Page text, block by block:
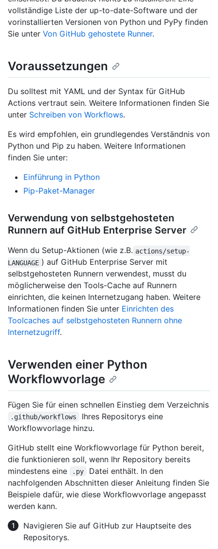
vollständige Liste der up-to-date-Software und der
vorinstallierten Versionen von Python und PyPy finden
Sie unter Von GitHub gehostete Runner.
Voraussetzungen
Du solltest mit YAML und der Syntax für GitHub
Actions vertraut sein. Weitere Informationen finden Sie
unter Schreiben von Workflows.
Es wird empfohlen, ein grundlegendes Verständnis von
Python und Pip zu haben. Weitere Informationen
finden Sie unter:
Einführung in Python
Pip-Paket-Manager
Verwendung von selbstgehosteten
Runnern auf GitHub Enterprise Server
Wenn du Setup-Aktionen (wie z.B. actions/setup-
LANGUAGE ) auf GitHub Enterprise Server mit
selbstgehosteten Runnern verwendest, musst du
möglicherweise den Tools-Cache auf Runnern
einrichten, die keinen Internetzugang haben. Weitere
Informationen finden Sie unter Einrichten des
Toolcaches auf selbstgehosteten Runnern ohne
Internetzugriff.
Verwenden einer Python
Workflowvorlage
Fügen Sie für einen schnellen Einstieg dem Verzeichnis
.github/workflows
Ihres Repositorys eine
Workflowvorlage hinzu.
GitHub stellt eine Workflowvorlage für Python bereit,
die funktionieren soll, wenn Ihr Repository bereits
mindestens eine
.py
Datei enthält. In den
nachfolgenden Abschnitten dieser Anleitung finden Sie
Beispiele dafür, wie diese Workflowvorlage angepasst
werden kann.
Navigieren Sie auf GitHub zur Hauptseite des
Repositorys.